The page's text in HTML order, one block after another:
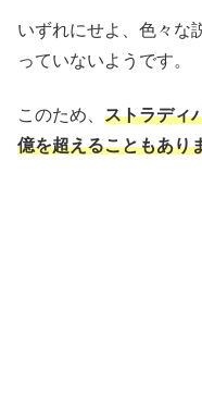
いずれにせよ、色々な
っていないようです。
このため、 ストラディ
億を超えることもあり